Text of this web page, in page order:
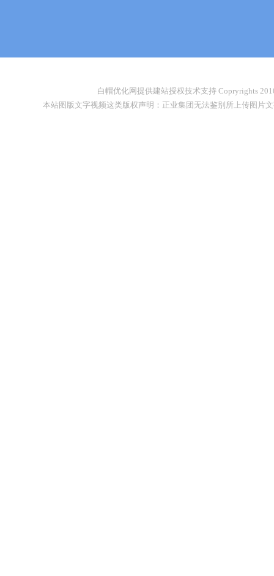
白帽优化网提供建站授权技术支持 Copryrights
本站图版文字视频这类版权声明：正业集团无法鉴别所上传图片